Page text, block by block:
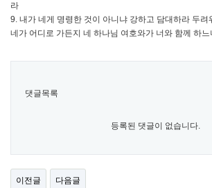
라
9. 내가 네게 명령한 것이 아니냐 강하고 담대하라 두
네가 어디로 가든지 네 하나님 여호와가 너와 함께 하
댓글목록
등록된 댓글이 없습니다.
이전글 다음글